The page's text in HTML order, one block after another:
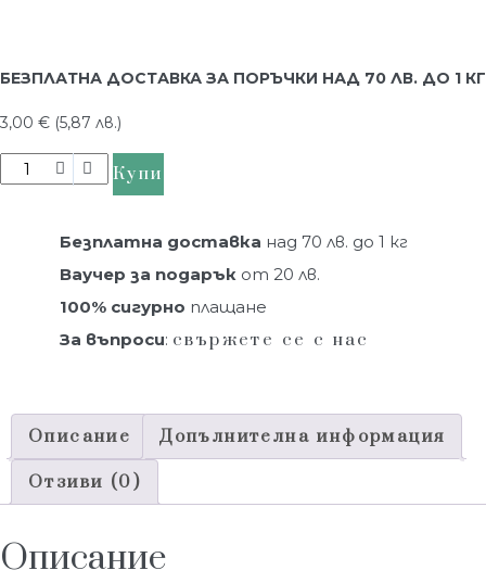
БЕЗПЛАТНА ДОСТАВКА ЗА ПОРЪЧКИ НАД 70 ЛВ. ДО 1 КГ
3,00 € (5,87 лв.)
Купи
Безплатна доставка над 70 лв. до 1 кг
Ваучер за подарък от 20 лв.
100% сигурно плащане
За въпроси: свържете се с нас
Описание Допълнителна информация
Отзиви (0)
Описание